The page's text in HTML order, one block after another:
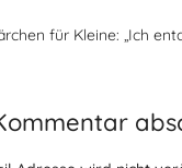
für Kleine: „Ich